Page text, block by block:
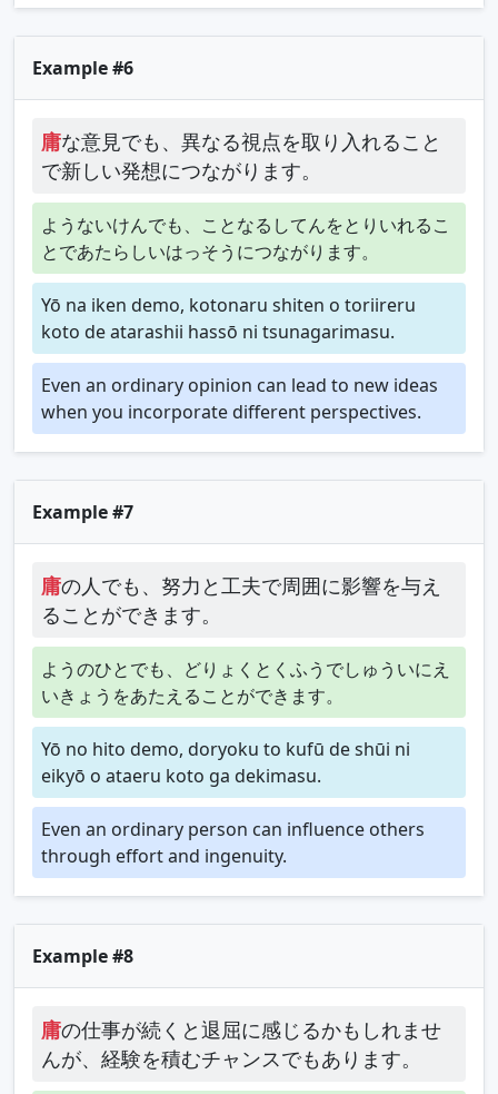
Example #6
庸な意見でも、異なる視点を取り入れること
で新しい発想につながります。
ようないけんでも、ことなるしてんをとりいれるこ
とであたらしいはっそうにつながります。
Yō na iken demo, kotonaru shiten o toriireru
koto de atarashii hassō ni tsunagarimasu.
Even an ordinary opinion can lead to new ideas
when you incorporate different perspectives.
Example #7
庸の人でも、努力と工夫で周囲に影響を与え
ることができます。
ようのひとでも、どりょくとくふうでしゅういにえ
いきょうをあたえることができます。
Yō no hito demo, doryoku to kufū de shūi ni
eikyō o ataeru koto ga dekimasu.
Even an ordinary person can influence others
through effort and ingenuity.
Example #8
庸の仕事が続くと退屈に感じるかもしれませ
んが、経験を積むチャンスでもあります。